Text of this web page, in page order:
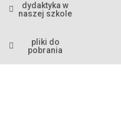
dydaktyka w
naszej szkole
pliki do
pobrania